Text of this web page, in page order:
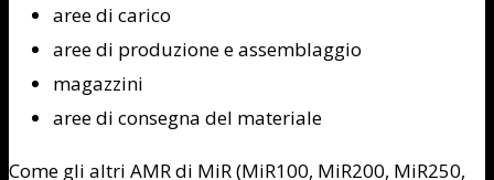
aree di carico
aree di produzione e assemblaggio
magazzini
aree di consegna del materiale
Come gli altri AMR di MiR (MiR100, MiR200, MiR250,